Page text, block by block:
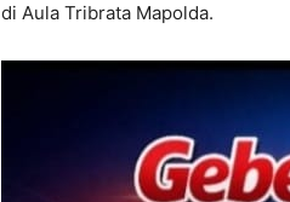
di Aula Tribrata Mapolda.